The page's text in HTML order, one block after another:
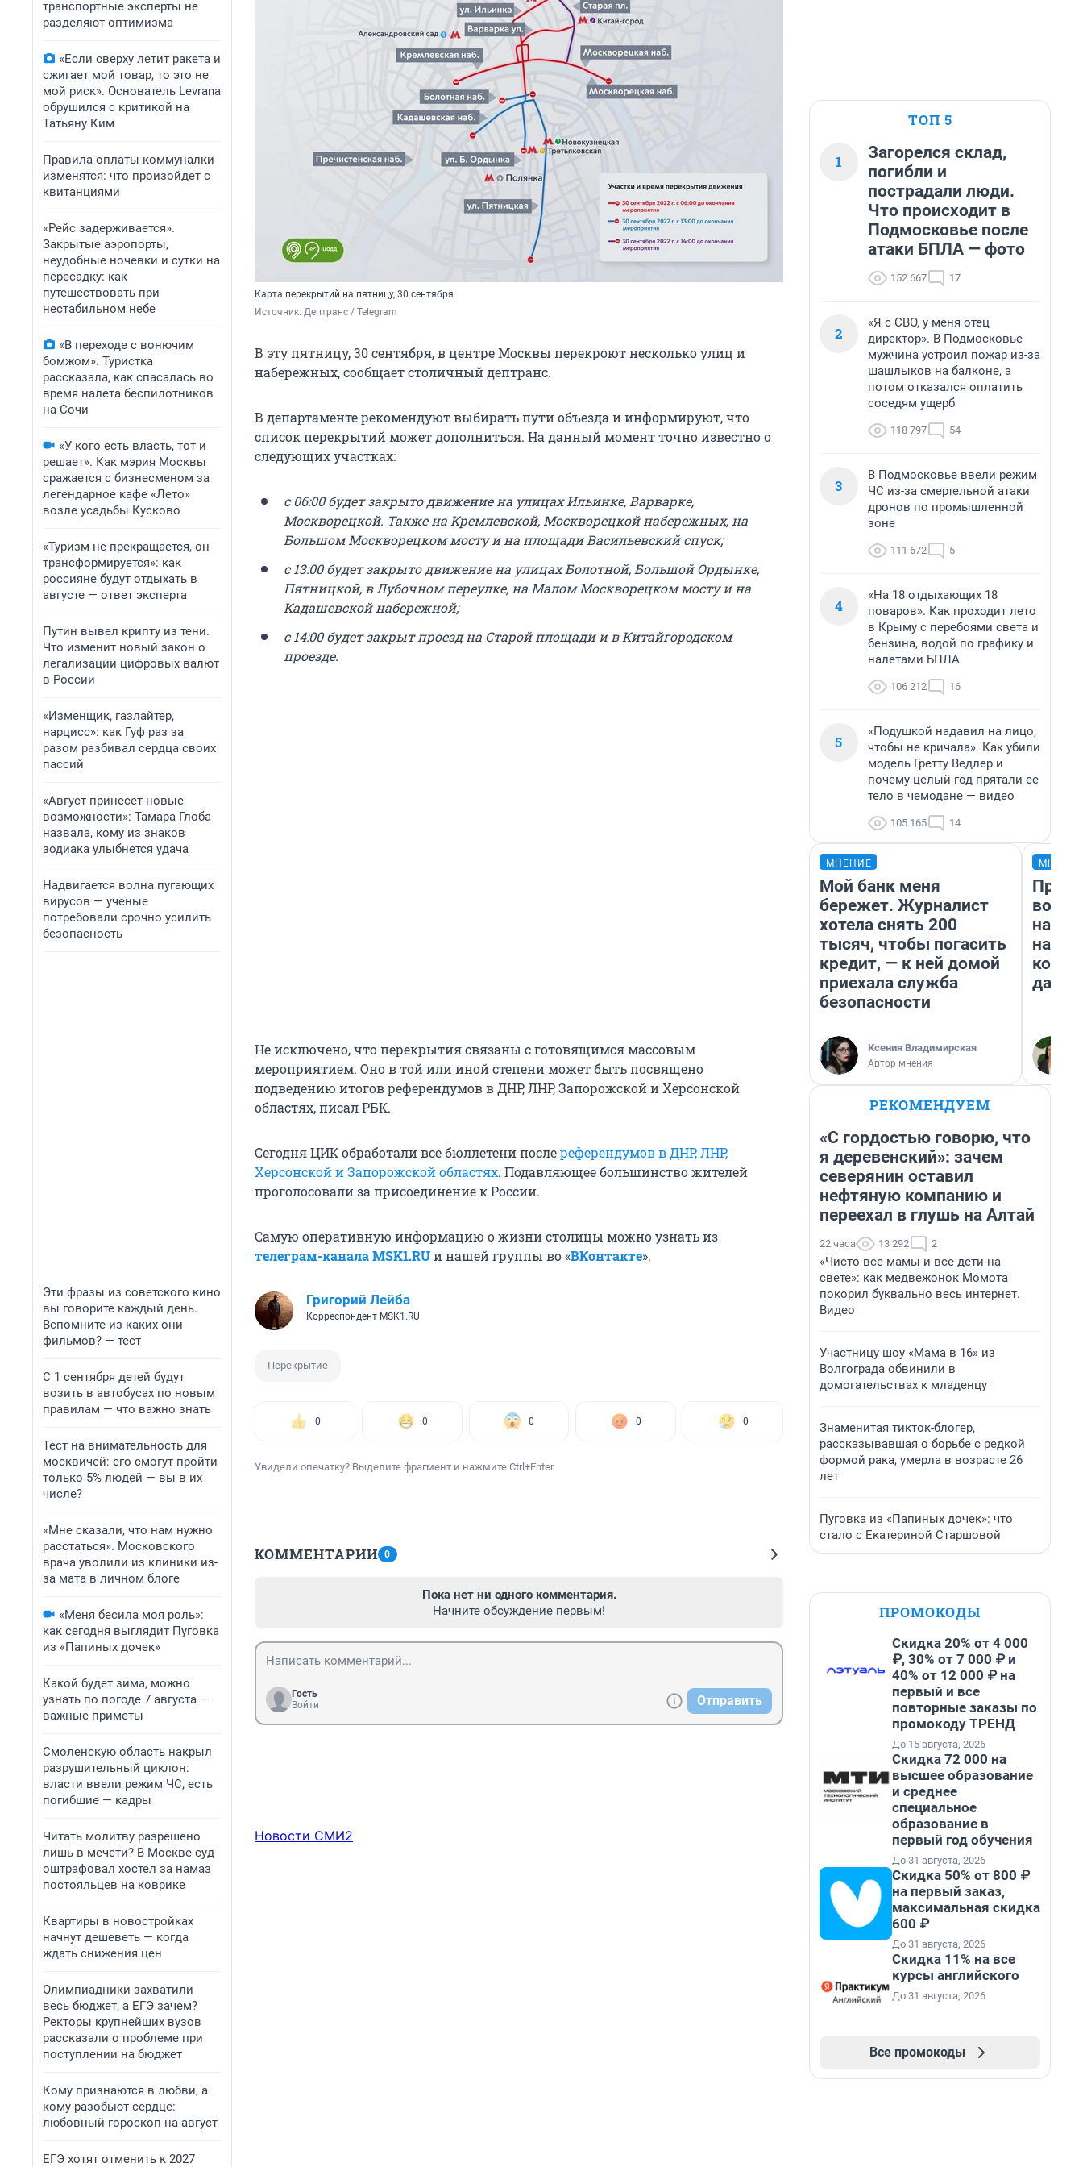
транспортные эксперты не
разделяют оптимизма
«Если сверху летит ракета и
сжигает мой товар, то это не
мой риск». Основатель Levrana
обрушился с критикой на
Татьяну Ким
Правила оплаты коммуналки
изменятся: что произойдет с
квитанциями
«Рейс задерживается».
Закрытые аэропорты,
неудобные ночевки и сутки на
пересадку: как
путешествовать при
нестабильном небе
«В переходе с вонючим
бомжом». Туристка
рассказала, как спасалась во
время налета беспилотников
на Сочи
«У кого есть власть, тот и
решает». Как мэрия Москвы
сражается с бизнесменом за
легендарное кафе «Лето»
возле усадьбы Кусково
«Туризм не прекращается, он
трансформируется»: как
россияне будут отдыхать в
августе — ответ эксперта
Путин вывел крипту из тени.
Что изменит новый закон о
легализации цифровых валют
в России
«Изменщик, газлайтер,
нарцисс»: как Гуф раз за
разом разбивал сердца своих
пассий
«Август принесет новые
возможности»: Тамара Глоба
назвала, кому из знаков
зодиака улыбнется удача
Надвигается волна пугающих
вирусов — ученые
потребовали срочно усилить
безопасность
Эти фразы из советского кино
вы говорите каждый день.
Вспомните из каких они
фильмов? — тест
С 1 сентября детей будут
возить в автобусах по новым
правилам — что важно знать
Тест на внимательность для
москвичей: его смогут пройти
только 5% людей — вы в их
числе?
«Мне сказали, что нам нужно
расстаться». Московского
врача уволили из клиники из-
за мата в личном блоге
«Меня бесила моя роль»:
как сегодня выглядит Пуговка
из «Папиных дочек»
Какой будет зима, можно
узнать по погоде 7 августа —
важные приметы
Смоленскую область накрыл
разрушительный циклон:
власти ввели режим ЧС, есть
погибшие — кадры
Читать молитву разрешено
лишь в мечети? В Москве суд
оштрафовал хостел за намаз
постояльцев на коврике
Квартиры в новостройках
начнут дешеветь — когда
ждать снижения цен
Олимпиадники захватили
весь бюджет, а ЕГЭ зачем?
Ректоры крупнейших вузов
рассказали о проблеме при
поступлении на бюджет
Кому признаются в любви, а
кому разобьют сердце:
любовный гороскоп на август
ЕГЭ хотят отменить к 2027
Карта перекрытий на пятницу, 30 сентября
Источник: Дептранс / Telegram
В эту пятницу, 30 сентября, в центре Москвы перекроют несколько улиц и
набережных, сообщает столичный дептранс.
В департаменте рекомендуют выбирать пути объезда и информируют, что
список перекрытий может дополниться. На данный момент точно известно о
следующих участках:
с 06:00 будет закрыто движение на улицах Ильинке, Варварке,
Москворецкой. Также на Кремлевской, Москворецкой набережных, на
Большом Москворецком мосту и на площади Васильевский спуск;
с 13:00 будет закрыто движение на улицах Болотной, Большой Ордынке,
Пятницкой, в Лубочном переулке, на Малом Москворецком мосту и на
Кадашевской набережной;
с 14:00 будет закрыт проезд на Старой площади и в Китайгородском
проезде.
Не исключено, что перекрытия связаны с готовящимся массовым
мероприятием. Оно в той или иной степени может быть посвящено
подведению итогов референдумов в ДНР, ЛНР, Запорожской и Херсонской
областях, писал РБК.
Сегодня ЦИК обработали все бюллетени послереферендумов в ДНР, ЛНР,
Херсонской и Запорожской областях. Подавляющее большинство жителей
проголосовали за присоединение к России.
Самую оперативную информацию о жизни столицы можно узнать из
телеграм-канала MSK1.RUи нашей группы во «ВКонтакте».
Григорий Лейба
Корреспондент MSK1.RU
Перекрытие
0 0 0 0 0
Увидели опечатку? Выделите фрагмент и нажмите Ctrl+Enter
КОММЕНТАРИИ 0
Пока нет ни одного комментария.
Начните обсуждение первым!
Гость
Войти
Отправить
Новости СМИ2
ТОП 5
1
Загорелся склад,
погибли и
пострадали люди.
Что происходит в
Подмосковье после
атаки БПЛА — фото
152 667 17
2
«Я с СВО, у меня отец
директор». В Подмосковье
мужчина устроил пожар из-за
шашлыков на балконе, а
потом отказался оплатить
соседям ущерб
118 797 54
3
В Подмосковье ввели режим
ЧС из-за смертельной атаки
дронов по промышленной
зоне
111 672 5
4
«На 18 отдыхающих 18
поваров». Как проходит лето
в Крыму с перебоями света и
бензина, водой по графику и
налетами БПЛА
106 212 16
5
«Подушкой надавил на лицо,
чтобы не кричала». Как убили
модель Гретту Ведлер и
почему целый год прятали ее
тело в чемодане — видео
105 165 14
МНЕНИЕ
Мой банк меня
бережет. Журналист
хотела снять 200
тысяч, чтобы погасить
кредит, — к ней домой
приехала служба
безопасности
Ксения Владимирская
Автор мнения
нам
даже
РЕКОМЕНДУЕМ
«С гордостью говорю, что
я деревенский»: зачем
северянин оставил
нефтяную компанию и
переехал в глушь на Алтай
22 часа 13 292 2
«Чисто все мамы и все дети на
свете»: как медвежонок Момота
покорил буквально весь интернет.
Видео
Участницу шоу «Мама в 16» из
Волгограда обвинили в
домогательствах к младенцу
Знаменитая тикток-блогер,
рассказывавшая о борьбе с редкой
формой рака, умерла в возрасте 26
лет
Пуговка из «Папиных дочек»: что
стало с Екатериной Старшовой
ПРОМОКОДЫ
Скидка 20% от 4 000
₽, 30% от 7 000 ₽ и
40% от 12 000 ₽ на
первый и все
повторные заказы по
промокоду ТРЕНД
До 15 августа, 2026
Скидка 72 000 на
высшее образование
и среднее
специальное
образование в
первый год обучения
До 31 августа, 2026
Скидка 50% от 800 ₽
на первый заказ,
максимальная скидка
600 ₽
До 31 августа, 2026
Скидка 11% на все
курсы английского
До 31 августа, 2026
Все промокоды